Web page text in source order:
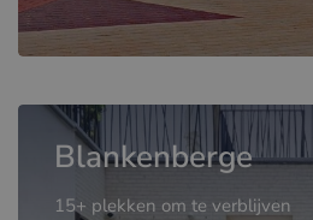
Blankenberge
15+ plekken om te verblijven